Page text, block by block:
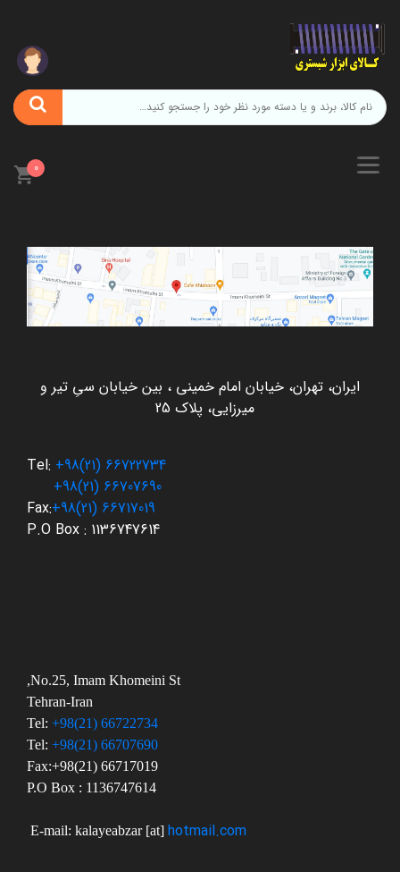
0
ایران، تهران، خیابان امام خمینی ، بین خیابان سیِ تیر و
میرزایی، پلاک 25
Tel: +98(21) 66722734
+98(21) 66707690
Fax:+98(21) 66717019
P.O Box : 1136747614
No.25, Imam Khomeini St,
Tehran-Iran
Tel: +98(21) 66722734
Tel: +98(21) 66707690
Fax:+98(21) 66717019
P.O Box : 1136747614
E-mail: kalayeabzar [at] hotmail.com